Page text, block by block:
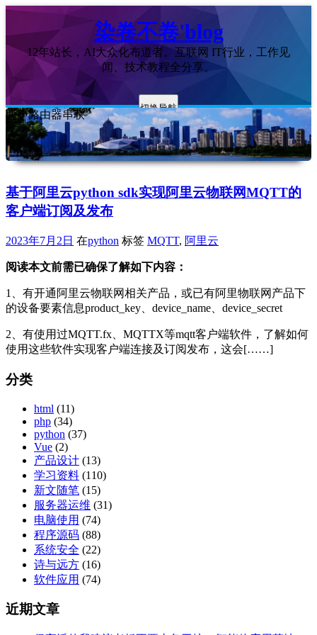
染卷不卷'blog
12年站长，AI大众化布道者。互联网 IT行业，工作见
闻、技术教程全分享。
切换导航
两个路由器串联
基于阿里云python sdk实现阿里云物联网MQTT的
客户端订阅及发布
2023年7月2日 在python 标签 MQTT, 阿里云
阅读本文前需已确保了解如下内容：
1、有开通阿里云物联网相关产品，或已有阿里物联网产品下
的设备要素信息product_key、device_name、device_secret
2、有使用过MQTT.fx、MQTTX等mqtt客户端软件，了解如何
使用这些软件实现客户端连接及订阅发布，这会[……]
分类
html (11)
php (34)
python (37)
Vue (2)
产品设计 (13)
学习资料 (110)
新文随笔 (15)
服务器运维 (31)
电脑使用 (74)
程序源码 (88)
系统安全 (22)
诗与远方 (16)
软件应用 (74)
近期文章